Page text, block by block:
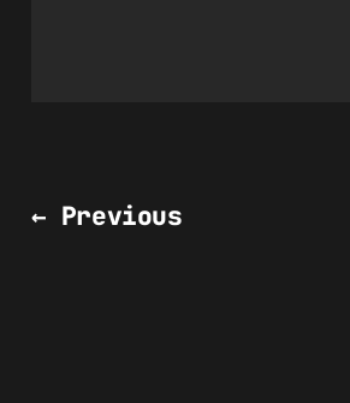
← Previous